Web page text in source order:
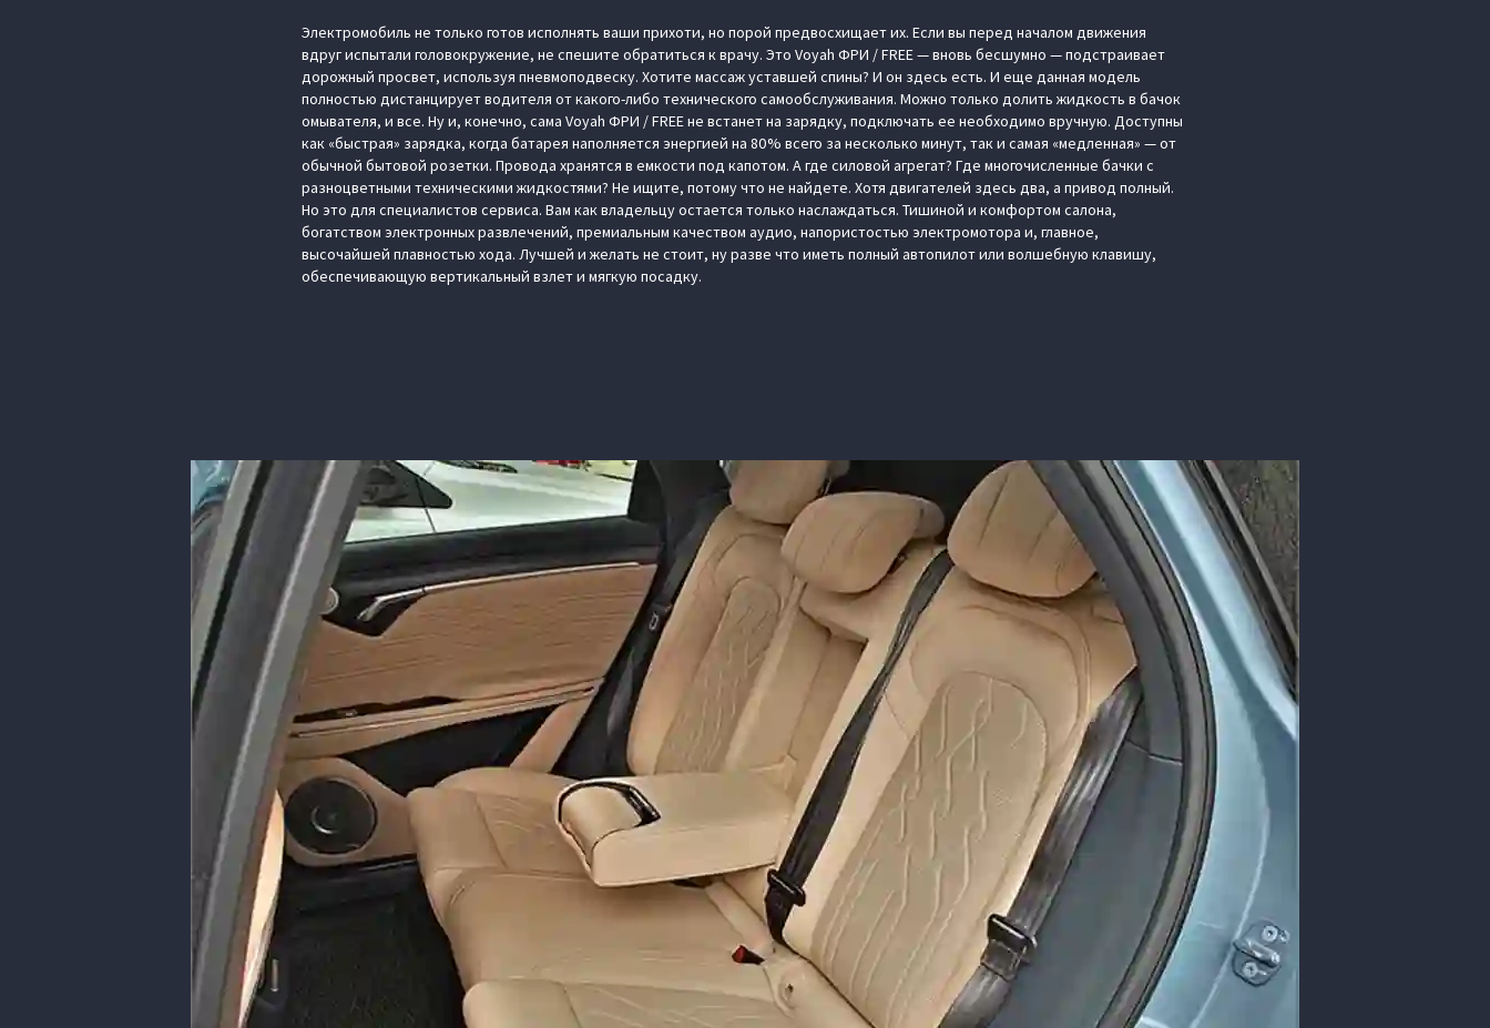
Электромобиль не только готов исполнять ваши прихоти, но порой предвосхищает их. Если вы перед началом движения
вдруг испытали головокружение, не спешите обратиться к врачу. Это Voyah ФРИ / FREE — вновь бесшумно — подстраивает
дорожный просвет, используя пневмоподвеску. Хотите массаж уставшей спины? И он здесь есть. И еще данная модель
полностью дистанцирует водителя от какого-либо технического самообслуживания. Можно только долить жидкость в бачок
омывателя, и все. Ну и, конечно, сама Voyah ФРИ / FREE не встанет на зарядку, подключать ее необходимо вручную. Доступны
как «быстрая» зарядка, когда батарея наполняется энергией на 80 % всего за несколько минут, так и самая «медленная» — от
обычной бытовой розетки. Провода хранятся в емкости под капотом. А где силовой агрегат? Где многочисленные бачки с
разноцветными техническими жидкостями? Не ищите, потому что не найдете. Хотя двигателей здесь два, а привод полный.
Но это для специалистов сервиса. Вам как владельцу остается только наслаждаться. Тишиной и комфортом салона,
богатством электронных развлечений, премиальным качеством аудио, напористостью электромотора и, главное,
высочайшей плавностью хода. Лучшей и желать не стоит, ну разве что иметь полный автопилот или волшебную клавишу,
обеспечивающую вертикальный взлет и мягкую посадку.